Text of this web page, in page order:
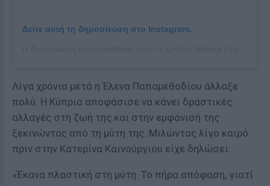
Δείτε αυτή τη δημοσίευση στο Instagram.
Λίγα χρόνια μετά η Έλενα Παπαμεθοδίου άλλαξε
πολύ. Η Κύπρια αποφάσισε να κάνει δραστικές
αλλαγές στη ζωή της και στην εμφάνισή της
ξεκινώντας από τη μύτη της. Μιλώντας λίγο καιρό
πριν στην Κατερίνα Καινούργιου είχε δηλώσει:
«Έκανα πλαστική στη μύτη. Το πήρα απόφαση, γιατί